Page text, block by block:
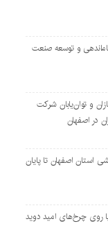
و توسعه صنعت
و توان‌یابان شرکت
در اصفهان
استان اصفهان تا پایان
روی چرخ‌های امید دوید